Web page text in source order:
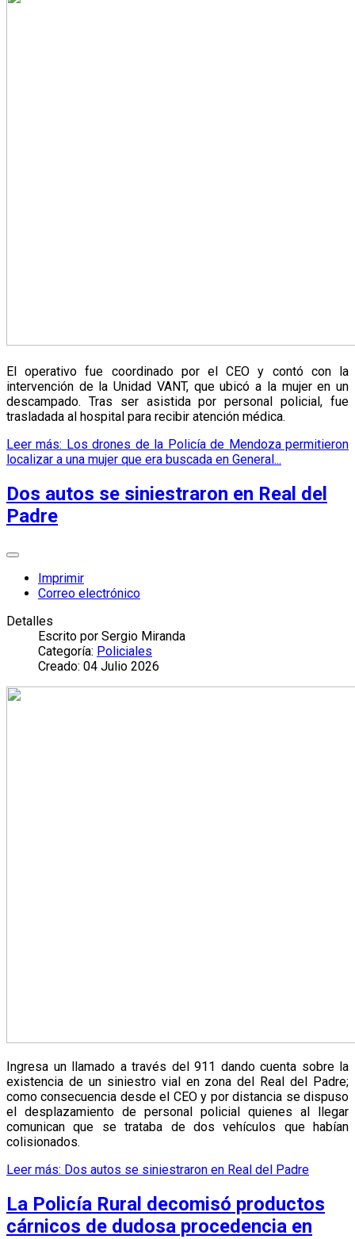
El operativo fue coordinado por el CEO y contó con la
intervención de la Unidad VANT, que ubicó a la mujer en un
descampado. Tras ser asistida por personal policial, fue
trasladada al hospital para recibir atención médica.
Leer más: Los drones de la Policía de Mendoza permitieron
localizar a una mujer que era buscada en General...
Dos autos se siniestraron en Real del
Padre
Imprimir
Correo electrónico
Detalles
Escrito por Sergio Miranda
Categoría: Policiales
Creado: 04 Julio 2026
Ingresa un llamado a través del 911 dando cuenta sobre la
existencia de un siniestro vial en zona del Real del Padre;
como consecuencia desde el CEO y por distancia se dispuso
el desplazamiento de personal policial quienes al llegar
comunican que se trataba de dos vehículos que habían
colisionados.
Leer más: Dos autos se siniestraron en Real del Padre
La Policía Rural decomisó productos
cárnicos de dudosa procedencia en